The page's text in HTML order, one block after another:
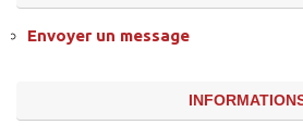
Envoyer un message